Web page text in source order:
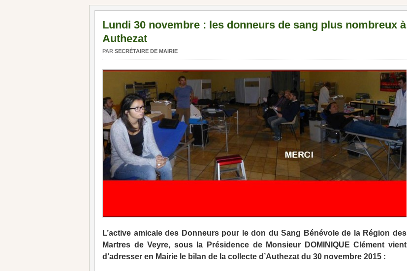
Lundi 30 novembre : les donneurs de sang plus nombreux à
Authezat
PAR SECRÉTAIRE DE MAIRIE
L’active amicale des Donneurs pour le don du Sang Bénévole de la Région des
Martres de Veyre, sous la Présidence de Monsieur DOMINIQUE Clément vient
d’adresser en Mairie le bilan de la collecte d’Authezat du 30 novembre 2015 :